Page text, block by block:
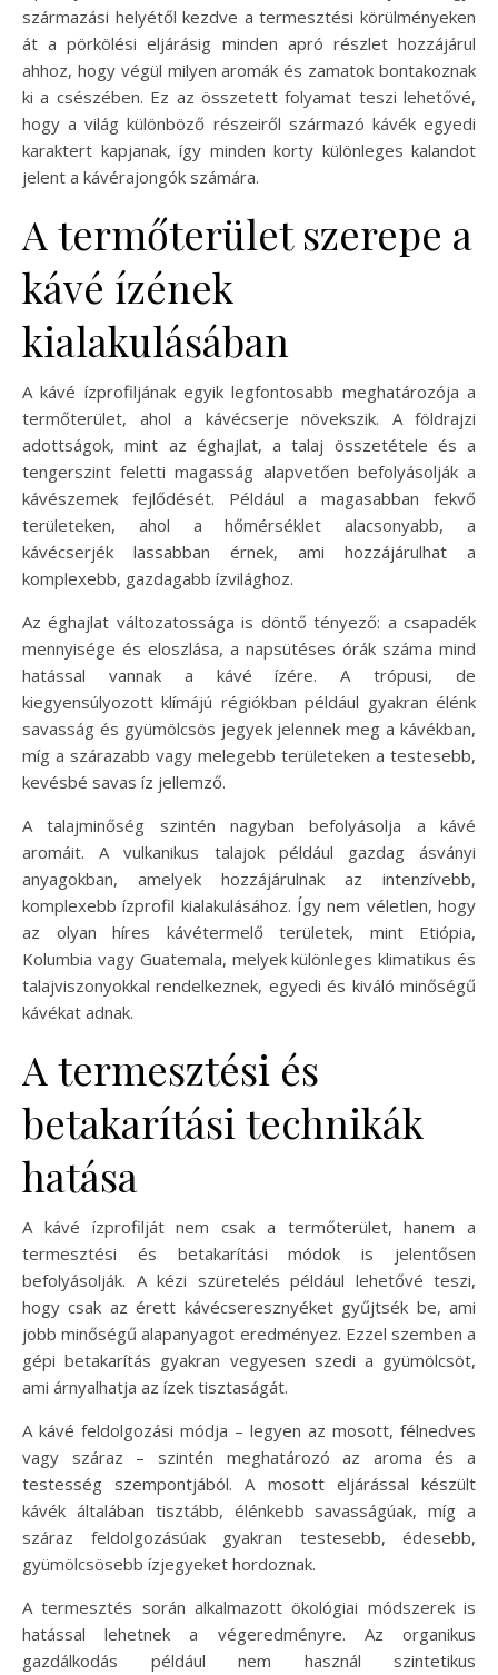
származási helyétől kezdve a termesztési körülményeken
át a pörkölési eljárásig minden apró részlet hozzájárul
ahhoz, hogy végül milyen aromák és zamatok bontakoznak
ki a csészében. Ez az összetett folyamat teszi lehetővé,
hogy a világ különböző részeiről származó kávék egyedi
karaktert kapjanak, így minden korty különleges kalandot
jelent a kávérajongók számára.
A termőterület szerepe a
kávé ízének
kialakulásában
A kávé ízprofiljának egyik legfontosabb meghatározója a
termőterület, ahol a kávécserje növekszik. A földrajzi
adottságok, mint az éghajlat, a talaj összetétele és a
tengerszint feletti magasság alapvetően befolyásolják a
kávészemek fejlődését. Például a magasabban fekvő
területeken, ahol a hőmérséklet alacsonyabb, a
kávécserjék lassabban érnek, ami hozzájárulhat a
komplexebb, gazdagabb ízvilághoz.
Az éghajlat változatossága is döntő tényező: a csapadék
mennyisége és eloszlása, a napsütéses órák száma mind
hatással vannak a kávé ízére. A trópusi, de
kiegyensúlyozott klímájú régiókban például gyakran élénk
savasság és gyümölcsös jegyek jelennek meg a kávékban,
míg a szárazabb vagy melegebb területeken a testesebb,
kevésbé savas íz jellemző.
A talajminőség szintén nagyban befolyásolja a kávé
aromáit. A vulkanikus talajok például gazdag ásványi
anyagokban, amelyek hozzájárulnak az intenzívebb,
komplexebb ízprofil kialakulásához. Így nem véletlen, hogy
az olyan híres kávétermelő területek, mint Etiópia,
Kolumbia vagy Guatemala, melyek különleges klimatikus és
talajviszonyokkal rendelkeznek, egyedi és kiváló minőségű
kávékat adnak.
A termesztési és
betakarítási technikák
hatása
A kávé ízprofilját nem csak a termőterület, hanem a
termesztési és betakarítási módok is jelentősen
befolyásolják. A kézi szüretelés például lehetővé teszi,
hogy csak az érett kávécseresznyéket gyűjtsék be, ami
jobb minőségű alapanyagot eredményez. Ezzel szemben a
gépi betakarítás gyakran vegyesen szedi a gyümölcsöt,
ami árnyalhatja az ízek tisztaságát.
A kávé feldolgozási módja – legyen az mosott, félnedves
vagy száraz – szintén meghatározó az aroma és a
testesség szempontjából. A mosott eljárással készült
kávék általában tisztább, élénkebb savasságúak, míg a
száraz feldolgozásúak gyakran teste­sebb, édesebb,
gyümölcsösebb ízjegyeket hordoznak.
A termesztés során alkalmazott ökológiai módszerek is
hatással lehetnek a végeredményre. Az organikus
gazdálkodás például nem használ szintetikus